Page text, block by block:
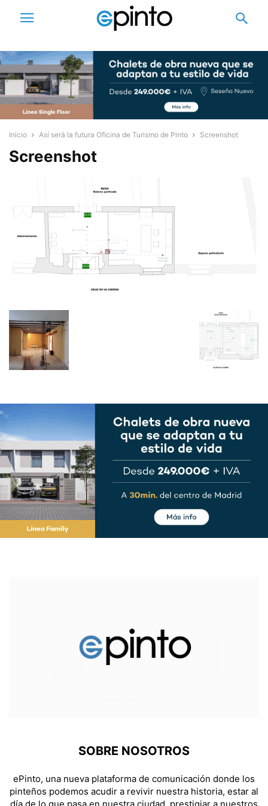
Inicio Así será la futura Oficina de Turismo de Pinto Screenshot
Screenshot
SOBRE NOSOTROS
ePinto, una nueva plataforma de comunicación donde los
pinteños podemos acudir a revivir nuestra historia, estar al